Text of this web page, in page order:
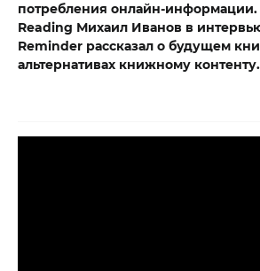
потребления онлайн-информации.
Reading Михаил Иванов в
Reminder рассказал о будущем
альтернативах книжному контенту.